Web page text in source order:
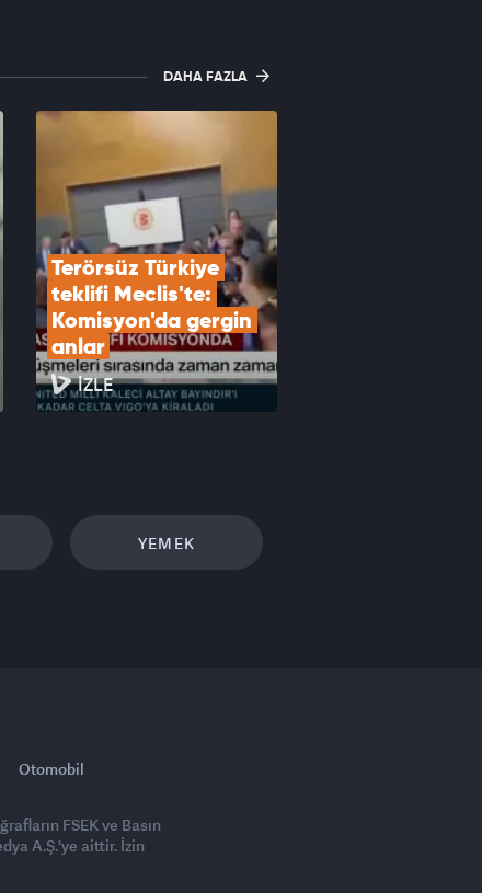
DAHA FAZLA
Terörsüz Türkiye
teklifi Meclis'te:
Komisyon'da gergin
anlar
İZLE
YEMEK
Otomobil
FSEK ve Basın
A.Ş.'ye aittir. İzin